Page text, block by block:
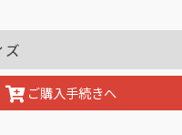
ご購入手続きへ